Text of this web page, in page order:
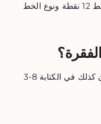
3-8 جمل في الكتابة الرسمية ويمكن أن تكون كذلك في الكتابة